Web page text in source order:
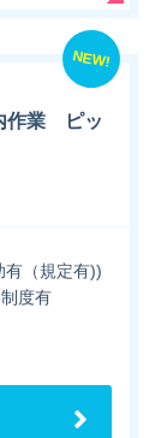
NEW!
作業 ピッ
有（規定有))
度有